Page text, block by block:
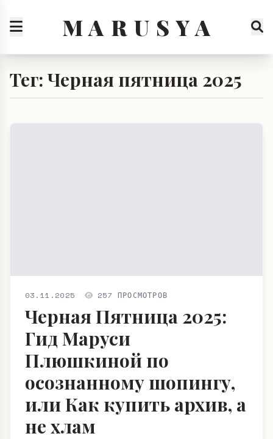
M A R U S Y A
Тег: Черная пятница 2025
03.11.2025 257 ПРОСМОТРОВ
Черная Пятница 2025:
Гид Маруси
Плюшкиной по
осознанному шопингу,
или Как купить архив, а
не хлам